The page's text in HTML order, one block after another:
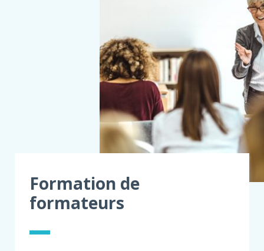
Formation de
formateurs